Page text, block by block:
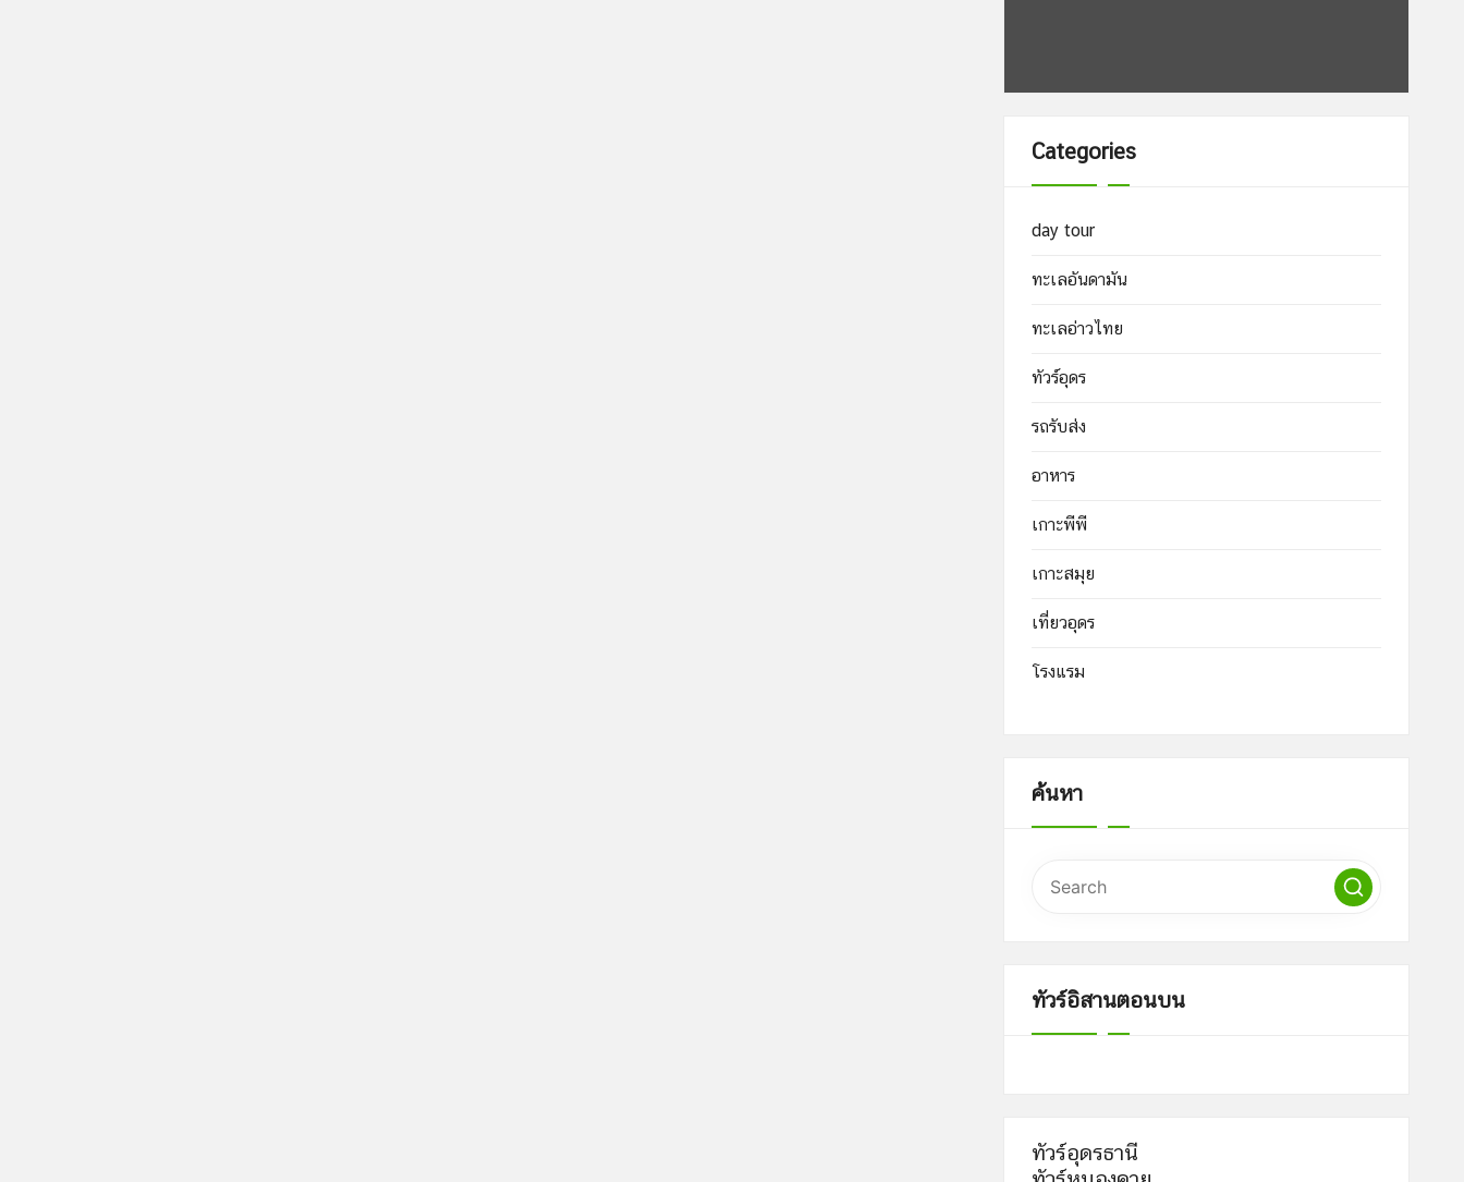
Categories
day tour
ทะเลอันดามัน
ทะเลอ่าวไทย
ทัวร์อุดร
รถรับส่ง
อาหาร
เกาะพีพี
เกาะสมุย
เที่ยวอุดร
โรงแรม
ค้นหา
ทัวร์อิสานตอนบน
ทัวร์อุดรธานี